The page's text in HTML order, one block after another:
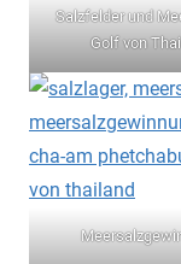
Salzfelder und
Golf von